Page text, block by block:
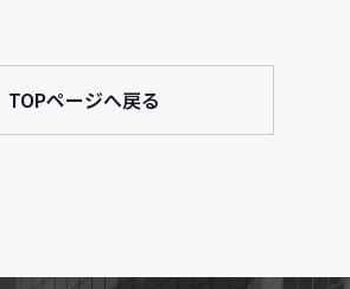
TOPページへ戻る